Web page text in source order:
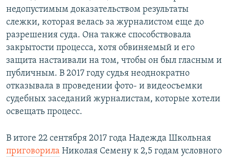
у
щ
и
й
с
л
а
й
д
щ
и
й
с
л
а
й
д
недопустимым доказательством результаты
слежки, которая велась за журналистом еще до
разрешения суда. Она также способствовала
закрытости процесса, хотя обвиняемый и его
защита настаивали на том, чтобы он был гласным и
публичным. В 2017 году судья неоднократно
отказывала в проведении фото- и видеосъемки
судебных заседаний журналистам, которые хотели
освещать процесс.
В итоге 22 сентября 2017 года Надежда Школьная
приговорила Николая Семену к 2,5 годам условного